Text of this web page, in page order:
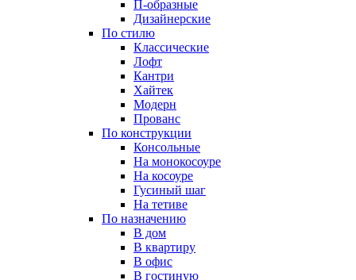
П-образные
Дизайнерские
По стилю
Классические
Лофт
Кантри
Хайтек
Модерн
Прованс
По конструкции
Консольные
На монокосоуре
На косоуре
Гусиный шаг
На тетиве
По назначению
В дом
В квартиру
В офис
В гостиную